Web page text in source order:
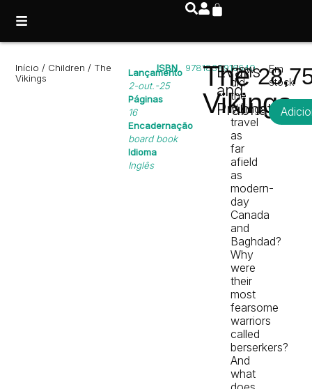
Início / Children / The
Vikings
Lançamento
2-out.-25
Páginas
16
Encadernação
board book
Idioma
Inglês
ISBN 9781838916640
The
Vikings
Evans
and
Prabhat
How
did
the
Vikings
travel
as
far
afield
as
modern-
day
Canada
and
Baghdad?
Why
were
their
most
fearsome
warriors
called
berserkers?
And
what
Em
stock